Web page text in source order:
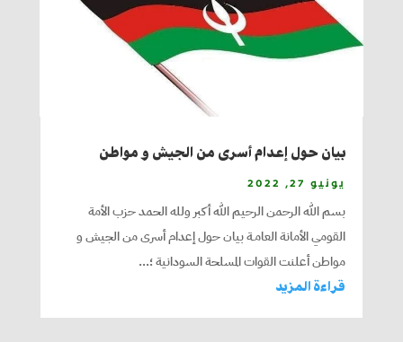
بيان حول إعدام أسرى من الجيش و مواطن
يونيو 27, 2022
بسم الله الرحمن الرحيم الله أكبر ولله الحمد حزب الأمة
القومي الأمانة العامـة بيان حول إعدام أسرى من الجيش و
مواطن أعلنت القوات المسلحة السودانية ؛...
قراءة المزيد